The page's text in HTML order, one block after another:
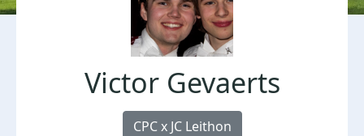
Victor Gevaerts
CPC x JC Leithon